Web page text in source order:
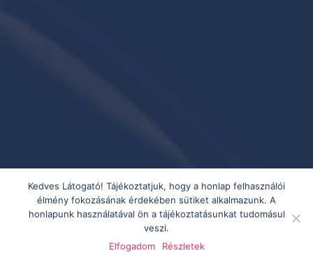
Kedves Látogató! Tájékoztatjuk, hogy a honlap felhasználói
élmény fokozásának érdekében sütiket alkalmazunk. A
honlapunk használatával ön a tájékoztatásunkat tudomásul
veszi.
Elfogadom
Részletek